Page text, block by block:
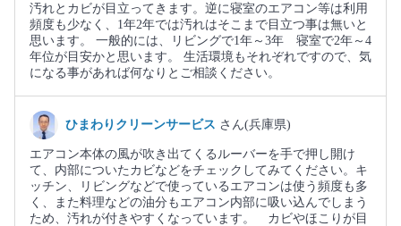
汚れとカビが目立ってきます。逆に寝室のエアコン等は利用
頻度も少なく、1年2年では汚れはそこまで目立つ事は無いと
思います。 一般的には、リビングで1年～3年 寝室で2年～4
年位が目安かと思います。 生活環境もそれぞれですので、気
になる事があれば何なりとご相談ください。
ひまわりクリーンサービス さん(兵庫県)
エアコン本体の風が吹き出てくるルーバーを手で押し開け
て、内部についたカビなどをチェックしてみてください。キ
ッチン、リビングなどで使っているエアコンは使う頻度も多
く、また料理などの油分もエアコン内部に吸い込んでしまう
ため、汚れが付きやすくなっています。 カビやほこりが目